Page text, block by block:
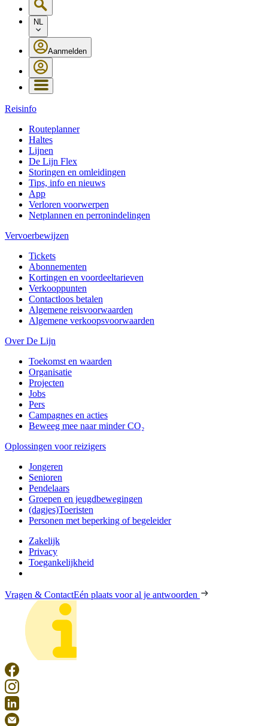
NL
Aanmelden
Reisinfo
Routeplanner
Haltes
Lijnen
De Lijn Flex
Storingen en omleidingen
Tips, info en nieuws
App
Verloren voorwerpen
Netplannen en perronindelingen
Vervoerbewijzen
Tickets
Abonnementen
Kortingen en voordeeltarieven
Verkooppunten
Contactloos betalen
Algemene reisvoorwaarden
Algemene verkoopsvoorwaarden
Over De Lijn
Toekomst en waarden
Organisatie
Projecten
Jobs
Pers
Campagnes en acties
Beweeg mee naar minder CO₂
Oplossingen voor reizigers
Jongeren
Senioren
Pendelaars
Groepen en jeugdbewegingen
(dagjes)Toeristen
Personen met beperking of begeleider
Zakelijk
Privacy
Toegankelijkheid
Vragen & ContactEén plaats voor al je antwoorden